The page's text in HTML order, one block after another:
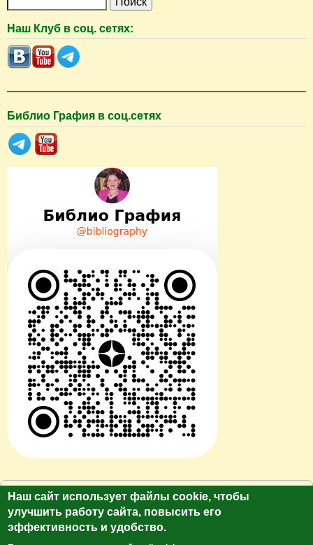
и
с
к
Наш Клуб в соц. сетях:
Библио Графия в соц.сетях
© Сайт клуб путешественников "Лукас Тур"
https://galina-lukas.ru.
Копирование текста и фото только с разрешения
Наш сайт использует файлы cookie, чтобы
улучшить работу сайта, повысить его
эффективность и удобство.